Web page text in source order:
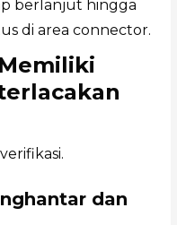
berlanjut hingga
di area connector.
dan